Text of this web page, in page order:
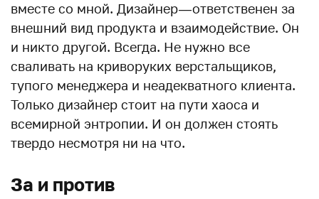
вместе со мной. Дизайнер — ответственен за
внешний вид продукта и взаимодействие. Он
и никто другой. Всегда. Не нужно все
сваливать на криворуких верстальщиков,
тупого менеджера и неадекватного клиента.
Только дизайнер стоит на пути хаоса и
всемирной энтропии. И он должен стоять
твердо несмотря ни на что.
За и против